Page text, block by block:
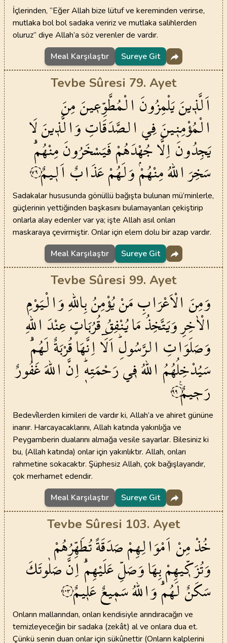
İçlerinden, “Eğer Allah bize lütuf ve kereminden verirse,
mutlaka bol bol sadaka veririz ve mutlaka salihlerden
oluruz” diye Allah’a söz verenler de vardır.
Meal Karşılaştır
Sureye Git
Tevbe Sûresi 79. Ayet
اَلَّذ۪ينَيَلْمِزُونَ الْمُطَّوِّع۪ينَمِنَ
الْمُؤْمِن۪ينَفِيالصَّدَقَاتِوَالَّذ۪ينَلَا
يَجِدُونَاِلَّاجُهْدَهُمْفَيَسْخَرُونَمِنْهُمْۜ
سَخِرَاللّٰهُمِنْهُمْۘوَلَهُمْعَذَابٌ اَل۪يمٌ٧٩
Sadakalar hususunda gönüllü bağışta bulunan mü’minlerle,
güçlerinin yettiğinden başkasını bulamayanları çekiştirip
onlarla alay edenler var ya; işte Allah asıl onları
maskaraya çevirmiştir. Onlar için elem dolu bir azap vardır.
Meal Karşılaştır
Sureye Git
Tevbe Sûresi 99. Ayet
وَمِنَ الْاَعْرَابِمَنْيُؤْمِنُبِاللّٰهِوَالْيَوْمِ
الْاٰخِرِوَيَتَّخِذُمَايُنْفِقُقُرُبَاتٍعِنْدَ اللّٰهِ
وَصَلَوَاتِ الرَّسُولِۜاَلَٓااِنَّهَاقُرْبَةٌلَهُمْۜ
سَيُدْخِلُهُمُ اللّٰهُف۪يرَحْمَتِه۪ۜاِنَّ اللّٰهَغَفُورٌ
رَح۪يمٌ۟٩٩
Bedevîlerden kimileri de vardır ki, Allah’a ve ahiret gününe
inanır. Harcayacaklarını, Allah katında yakınlığa ve
Peygamberin dualarını almağa vesile sayarlar. Bilesiniz ki
bu, (Allah katında) onlar için yakınlıktır. Allah, onları
rahmetine sokacaktır. Şüphesiz Allah, çok bağışlayandır,
çok merhamet edendir.
Meal Karşılaştır
Sureye Git
Tevbe Sûresi 103. Ayet
خُذْمِنْ اَمْوَالِهِمْصَدَقَةًتُطَهِّرُهُمْ
وَتُزَكّ۪يهِمْبِهَاوَصَلِّعَلَيْهِمْۜاِنَّصَلٰوتَكَ
سَكَنٌلَهُمْۜوَاللّٰهُسَم۪يعٌعَل۪يمٌ١٠٣
Onların mallarından, onları kendisiyle arındıracağın ve
temizleyeceğin bir sadaka (zekât) al ve onlara dua et.
Çünkü senin duan onlar için sükûnettir (Onların kalplerini